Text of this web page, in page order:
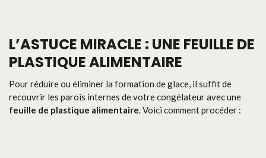
L’ASTUCE MIRACLE : UNE FEUILLE DE
PLASTIQUE ALIMENTAIRE
Pour réduire ou éliminer la formation de glace, il suffit de
recouvrir les parois internes de votre congélateur avec une
feuille de plastique alimentaire. Voici comment procéder :